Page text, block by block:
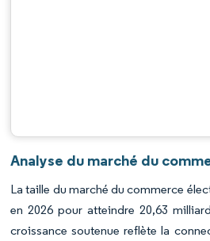
Analyse du marché du
La taille du marché du commerce
en 2026 pour atteindre 20,63
croissance soutenue reflète la